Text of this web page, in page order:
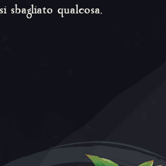
sbagliato qualcosa,